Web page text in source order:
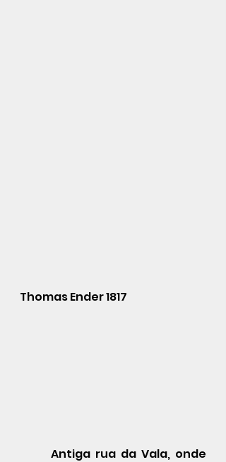
Thomas Ender 1817